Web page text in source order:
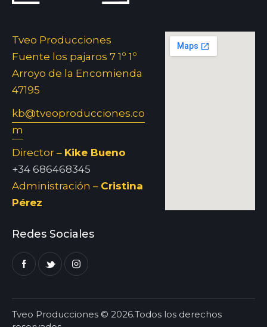
Tveo Producciones
Fuente los pajaros 7 1º 1º
Arroyo de la Encomienda
47195
kb@tveoproducciones.co
m
Director – Kike Bueno
+34 686468345
Administración – Cristina
Pérez
Redes Sociales
Tveo Producciones © 2026.Todos los derechos